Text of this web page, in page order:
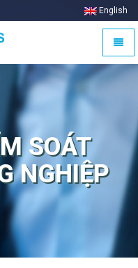
English
Trang
chủ
SOÁT
NGHIỆP